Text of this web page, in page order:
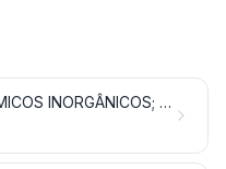
PRODUTOS QUÍMICOS INORGÂNICOS; COMPOSTOS INORGÂNICOS OU ORGÂNICOS DE METAIS PRECIOSOS, DE ELEMENTOS RADIOATIVOS, DE METAIS DAS TERRAS RARAS OU DE ISÓTOPOS